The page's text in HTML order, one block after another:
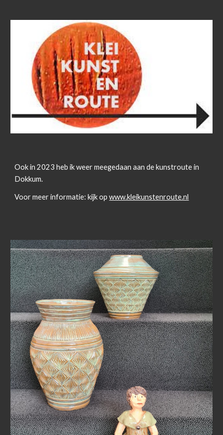
Ook in 2023 heb ik weer meegedaan aan de kunstroute in
Dokkum.
Voor meer informatie:kijk opwww.kleikunstenroute.nl